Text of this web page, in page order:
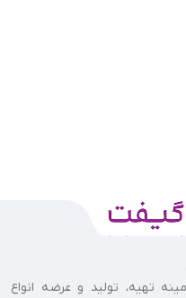
تهیه، تولید و عرضه انواع